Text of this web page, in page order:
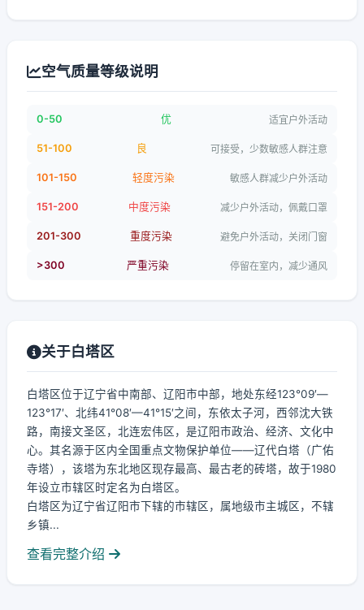
空气质量等级说明
0-50 优 适宜户外活动
51-100 良 可接受，少数敏感人群注意
101-150 轻度污染 敏感人群减少户外活动
151-200 中度污染 减少户外活动，佩戴口罩
201-300 重度污染 避免户外活动，关闭门窗
>300 严重污染 停留在室内，减少通风
关于白塔区
白塔区位于辽宁省中南部、辽阳市中部，地处东经123°09′—
123°17′、北纬41°08′—41°15′之间，东依太子河，西邻沈大铁
路，南接文圣区，北连宏伟区，是辽阳市政治、经济、文化中
心。其名源于区内全国重点文物保护单位——辽代白塔（广佑
寺塔），该塔为东北地区现存最高、最古老的砖塔，故于1980
年设立市辖区时定名为白塔区。
白塔区为辽宁省辽阳市下辖的市辖区，属地级市主城区，不辖
乡镇...
查看完整介绍